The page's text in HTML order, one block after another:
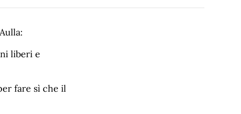
liberi e
fare sì che il